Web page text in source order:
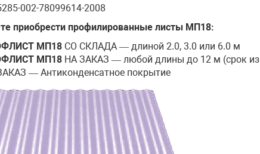
002-78099614-2008
приобрести профилированные листы МП18:
МП18 СО СКЛАДА — длиной 2.0, 3.0 или 6.0 м
МП18 НА ЗАКАЗ — любой длины до 12 м (срок
— Антиконденсатное покрытие